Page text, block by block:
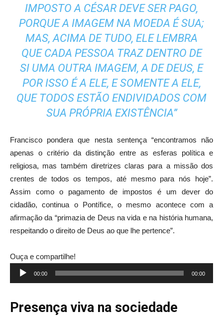
IMPOSTO A CÉSAR DEVE SER PAGO,
PORQUE A IMAGEM NA MOEDA É SUA;
MAS, ACIMA DE TUDO, ELE LEMBRA
QUE CADA PESSOA TRAZ DENTRO DE
SI UMA OUTRA IMAGEM, A DE DEUS, E
POR ISSO É A ELE, E SOMENTE A ELE,
QUE TODOS ESTÃO ENDIVIDADOS COM
SUA PRÓPRIA EXISTÊNCIA”
Francisco pondera que nesta sentença “encontramos não
apenas o critério da distinção entre as esferas política e
religiosa, mas também diretrizes claras para a missão dos
crentes de todos os tempos, até mesmo para nós hoje”.
Assim como o pagamento de impostos é um dever do
cidadão, continua o Pontífice, o mesmo acontece com a
afirmação da “primazia de Deus na vida e na história humana,
respeitando o direito de Deus ao que lhe pertence”.
Ouça e compartilhe!
Tocador
de
00:00 00:00
Presença viva na sociedade